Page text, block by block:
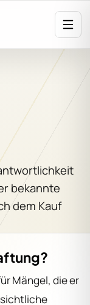
bekannte
dem Kauf
Mängel, die er